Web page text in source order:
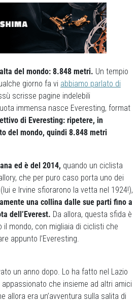
del mondo: 8.848 metri. Un tempio
giorno fa vi abbiamo parlato di
scrisse pagine indelebili
immensa nasce Everesting, format
di Everesting: ripetere, in
del mondo, quindi 8.848 metri
ed è del 2014, quando un ciclista
che per puro caso porta uno dei
e Irvine sfiorarono la vetta nel 1924!),
una collina dalle sue parti fino a
dell’Everest. Da allora, questa sfida è
mondo, con migliaia di ciclisti che
appunto l’Everesting.
un anno dopo. Lo ha fatto nel Lazio
che insieme ad altri amici
allora era un’avventura sulla salita di